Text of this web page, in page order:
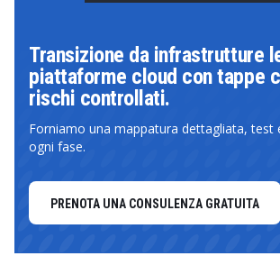
Transizione da infrastrutture
piattaforme cloud con tappe
rischi controllati.
Forniamo una mappatura dettagliata, test
ogni fase.
PRENOTA UNA CONSULENZA GRATUITA